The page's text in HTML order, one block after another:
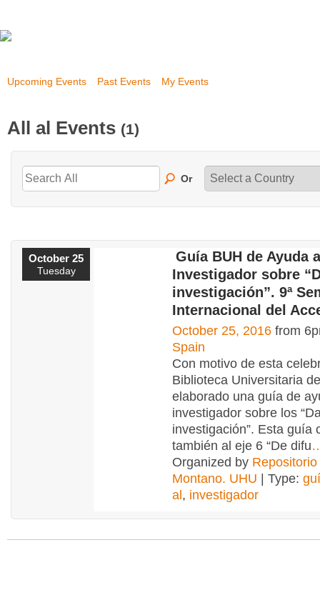
Upcoming Events Past Events My Events
All al Events (1)
Or
October 25
Tuesday
Guía BUH de Ayuda
Investigador sobre
investigación”. 9ª
Internacional del
October 25, 2016 from
Spain
Con motivo de esta
Biblioteca Universitaria
elaborado una guía de
investigador sobre los
investigación”. Esta guía
también al eje 6 “De difu
Organized by Repositorio
Montano. UHU | Type:
al , investigador